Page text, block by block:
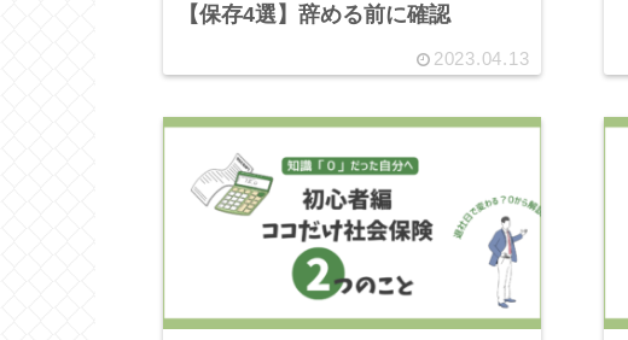
【保存4選】辞める前に確認
2023.04.13